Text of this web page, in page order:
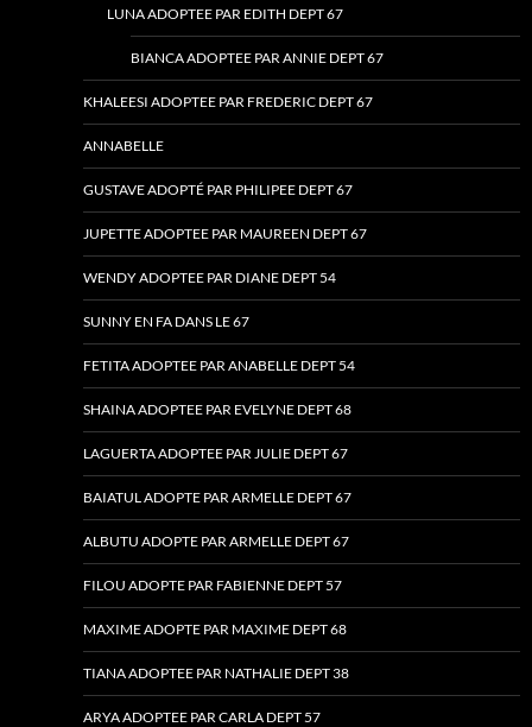
LUNA ADOPTEE PAR EDITH DEPT 67
BIANCA ADOPTEE PAR ANNIE DEPT 67
KHALEESI ADOPTEE PAR FREDERIC DEPT 67
ANNABELLE
GUSTAVE ADOPTÉ PAR PHILIPEE DEPT 67
JUPETTE ADOPTEE PAR MAUREEN DEPT 67
WENDY ADOPTEE PAR DIANE DEPT 54
SUNNY EN FA DANS LE 67
FETITA ADOPTEE PAR ANABELLE DEPT 54
SHAINA ADOPTEE PAR EVELYNE DEPT 68
LAGUERTA ADOPTEE PAR JULIE DEPT 67
BAIATUL ADOPTE PAR ARMELLE DEPT 67
ALBUTU ADOPTE PAR ARMELLE DEPT 67
FILOU ADOPTE PAR FABIENNE DEPT 57
MAXIME ADOPTE PAR MAXIME DEPT 68
TIANA ADOPTEE PAR NATHALIE DEPT 38
ARYA ADOPTEE PAR CARLA DEPT 57